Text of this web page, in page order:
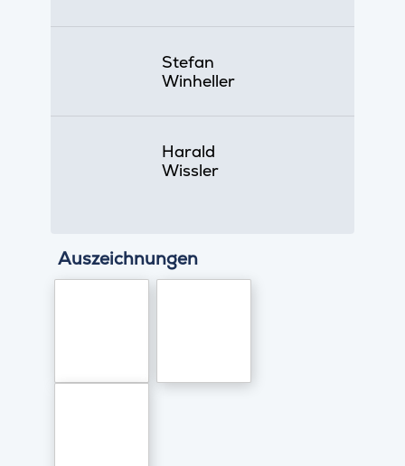
Stefan
Winheller
Harald
Wissler
Auszeichnungen